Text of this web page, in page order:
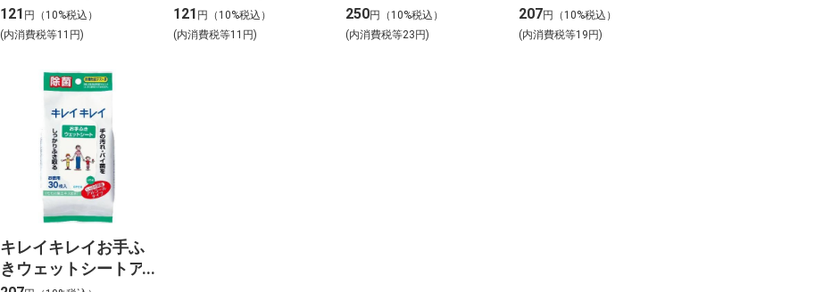
121 円（10%税込）
(内消費税等11円)
121 円（10%税込）
(内消費税等11円)
毒 30枚
250円（10%税込）
(内消費税等23円)
30枚
207円（10%税込）
(内消費税等19円)
キレイキレイお手ふ
きウェットシートア